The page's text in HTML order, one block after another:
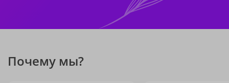
Почему мы?